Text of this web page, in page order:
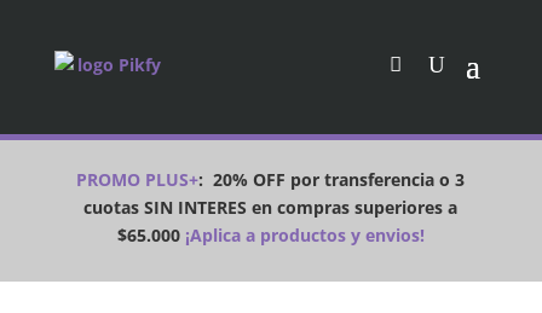
PROMO PLUS+:20% OFF por transferencia o 3
cuotas SIN INTERES en compras superiores a
$65.000¡Aplica a productos y envios!